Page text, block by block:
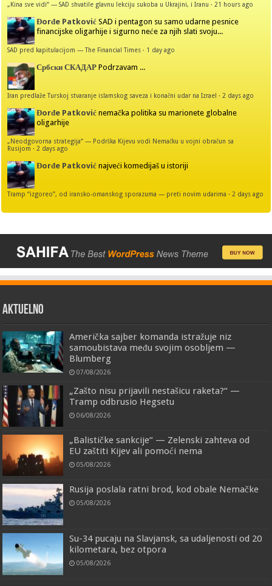
„Kina sve vidi“ — SAD shvatile glavnu lekciju sukoba u Ukrajini, i Iranu ·21 hours ago
Đorđe Patković SAD i pentagon su samo udarne pesnice
financijske oligarhije i sigurno neće za njih slati svoju...
SAD pred kapitulacijom — The Financial Times · 1 day ago
Србски СКАДАР Podrzavam ...
Iran predlaže Turskoj stvaranje islamskog saveza i konačni udar na Izrael ·2 days ago
Đorđe Patković nemačka politika su marionete globalne
oligarhije
„Neodgovorna strategija“ — Podrška Kijevu vodi Nemačku u vojni obračun sa
Rusijom ·2 days ago
Đorđe Patković najveći komedijaš u istoriji
Tramp “izgoreo”, od iransko-omanskog sporazuma — preti novim udarima ·2 days ago
AKTUELNO
Američka sajber komanda istražuje niz
samoubistava među svojim osobljem —
Blumberg
07/08/2026
„Zašto nisu prijavili nestašicu raketa?“ —
Tramp odbrusio Hegsetu
06/08/2026
„Balističke sankcije“ — Zelenski zahteva od
EU zaštiti Kijev ali pomoći nema
05/08/2026
Rusija poslala ratni brod, kod obale Nemačke
05/08/2026
Su-34 pucaju na Slavjansk, sa udaljenosti od 20
kilometara, bez otpora
05/08/2026